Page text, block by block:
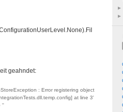
geahndet:
: Error registering object
at line 3'
''
►
►